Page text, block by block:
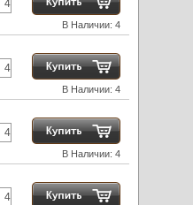
В Наличии: 4
В Наличии: 4
В Наличии: 4